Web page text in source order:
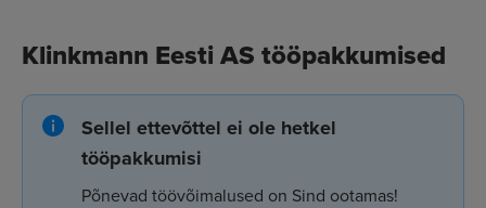
Klinkmann Eesti AS tööpakkumised
Sellel ettevõttel ei ole hetkel
tööpakkumisi
Põnevad töövõimalused on Sind ootamas!